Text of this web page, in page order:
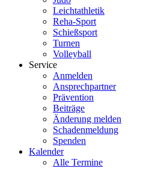
Leichtathletik
Reha-Sport
Schießsport
Turnen
Volleyball
Service
Anmelden
Ansprechpartner
Prävention
Beiträge
Änderung melden
Schadenmeldung
Spenden
Kalender
Alle Termine